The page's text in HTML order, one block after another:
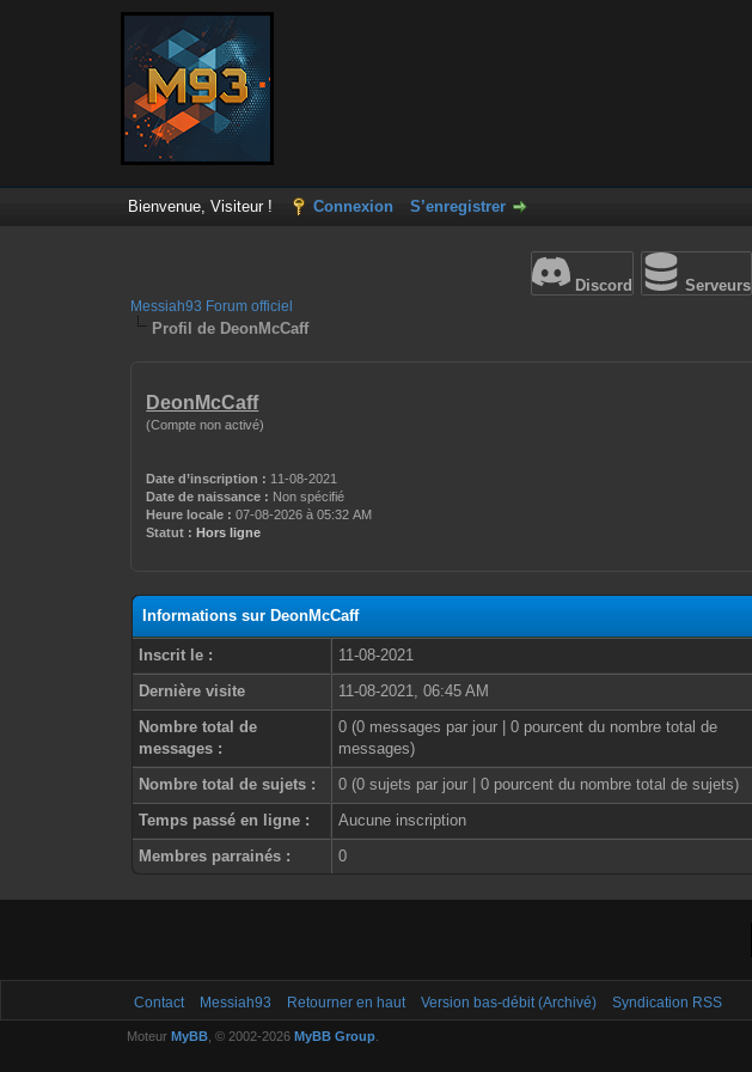
Bienvenue, Visiteur ! Connexion S’enregistrer
Discord Serveurs
Messiah93 Forum officiel
Profil de DeonMcCaff
DeonMcCaff
(Compte non activé)
Date d’inscription : 11-08-2021
Date de naissance : Non spécifié
Heure locale : 07-08-2026 à 05:32 AM
Statut : Hors ligne
Informations sur DeonMcCaff
Inscrit le :
11-08-2021
Dernière visite
11-08-2021, 06:45 AM
Nombre total de
messages :
0 (0 messages par jour | 0 pourcent du nombre total de
messages)
Nombre total de sujets :
0 (0 sujets par jour | 0 pourcent du nombre total de sujets)
Temps passé en ligne :
Aucune inscription
Membres parrainés :
0
Contact Messiah93 Retourner en haut Version bas-débit (Archivé) Syndication RSS
Moteur MyBB, © 2002-2026 MyBB Group.